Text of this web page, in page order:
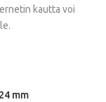
kautta voi
mm